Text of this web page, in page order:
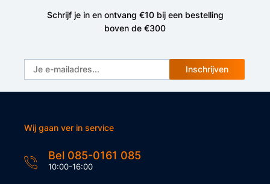
Schrijf je in en ontvang €10 bij een bestelling
boven de €300
Inschrijven
Wij gaan ver in service
Bel 085-0161 085
10:00-16:00